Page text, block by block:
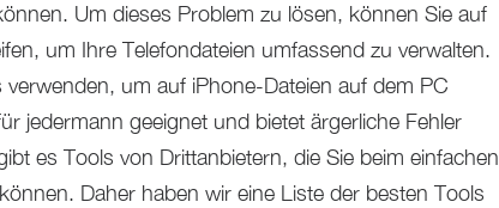
Um dieses Problem zu lösen, können Sie auf
um Ihre Telefondateien umfassend zu verwalten.
um auf iPhone-Dateien auf dem PC
jedermann geeignet und bietet ärgerliche Fehler
es Tools von Drittanbietern, die Sie beim einfachen
Daher haben wir eine Liste der besten Tools